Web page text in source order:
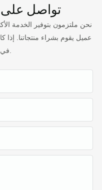
تواصل على
نحن ملتزمون بتوفير الخدمة
عميل يقوم بشراء منتجاتنا.
في الاتصال بنا.